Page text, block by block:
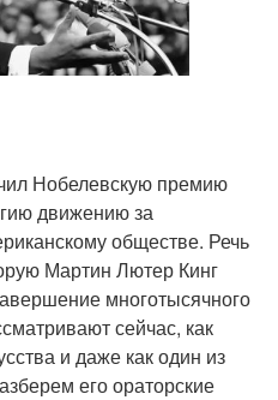
Нобелевскую премию
движению за
обществе. Речь
Мартин Лютер Кинг
многотысячного
сейчас, как
и даже как один из
его ораторские